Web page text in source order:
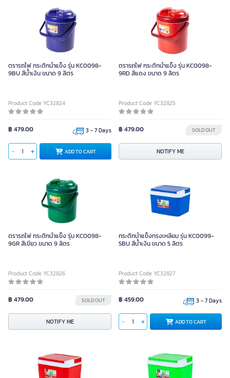
ตรารถไฟ กระติกน้ำแข็ง รุ่น KC0098-
9BU สีน้ำเงิน ขนาด 9 ลิตร
Product Code YC32824
฿ 479.00 3 - 7 Days
ADD TO CART
ตรารถไฟ กระติกน้ำแข็ง รุ่น KC0098-
9RD สีแดง ขนาด 9 ลิตร
Product Code YC32825
฿ 479.00 SOLD OUT
NOTIFY ME
ตรารถไฟ กระติกน้ำแข็ง รุ่น KC0098-
9GR สีเขียว ขนาด 9 ลิตร
Product Code YC32826
฿ 479.00 SOLD OUT
NOTIFY ME
กระติกน้ำแข็งทรงเหลี่ยม รุ่น KC0099-
5BU สีน้ำเงิน ขนาด 5 ลิตร
Product Code YC32827
฿ 459.00 3 - 7 Days
ADD TO CART